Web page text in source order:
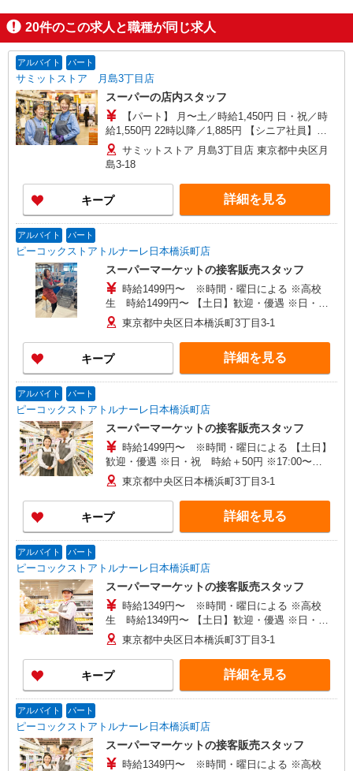
20件のこの求人と職種が同じ求人
アルバイト パート
サミットストア 月島3丁目店
スーパーの店内スタッフ
【パート】 月〜土／時給1,450円 日・祝／時
給1,550円 22時以降／1,885円 【シニア社員】
※65歳以上のパート 月〜土／時給1,400円 日・祝
／時給1,500円 22時以降／時給1,820円 【アルバイ
ト】※学生 ■専門･大学生 時給1,450円 22時以降／
時給1,885円 ■高校生 時給1,400円 ★パート・シ
ニア社員／日祝は時給＋100円（22時迄）
サミットストア 月島3丁目店 東京都中央区月
島3-18
キープ 詳細を見る
アルバイト パート
ピーコックストアトルナーレ日本橋浜町店
スーパーマーケットの接客販売スタッフ
時給1499円〜 ※時間・曜日による ※高校
生 時給1499円〜 【土日】歓迎・優遇 ※日・
祝 時給＋50円 ※17:00〜21:45 時給＋50円
東京都中央区日本橋浜町3丁目3-1
キープ 詳細を見る
アルバイト パート
ピーコックストアトルナーレ日本橋浜町店
スーパーマーケットの接客販売スタッフ
時給1499円〜 ※時間・曜日による 【土日】
歓迎・優遇 ※日・祝 時給＋50円 ※17:00〜
21:45 時給＋50円
東京都中央区日本橋浜町3丁目3-1
キープ 詳細を見る
アルバイト パート
ピーコックストアトルナーレ日本橋浜町店
スーパーマーケットの接客販売スタッフ
時給1349円〜 ※時間・曜日による ※高校
生 時給1349円〜 【土日】歓迎・優遇 ※日・
祝 時給＋50円 ※17:00〜21:45 時給＋100円
東京都中央区日本橋浜町3丁目3-1
キープ 詳細を見る
アルバイト パート
ピーコックストアトルナーレ日本橋浜町店
スーパーマーケットの接客販売スタッフ
時給1349円〜 ※時間・曜日による ※高校